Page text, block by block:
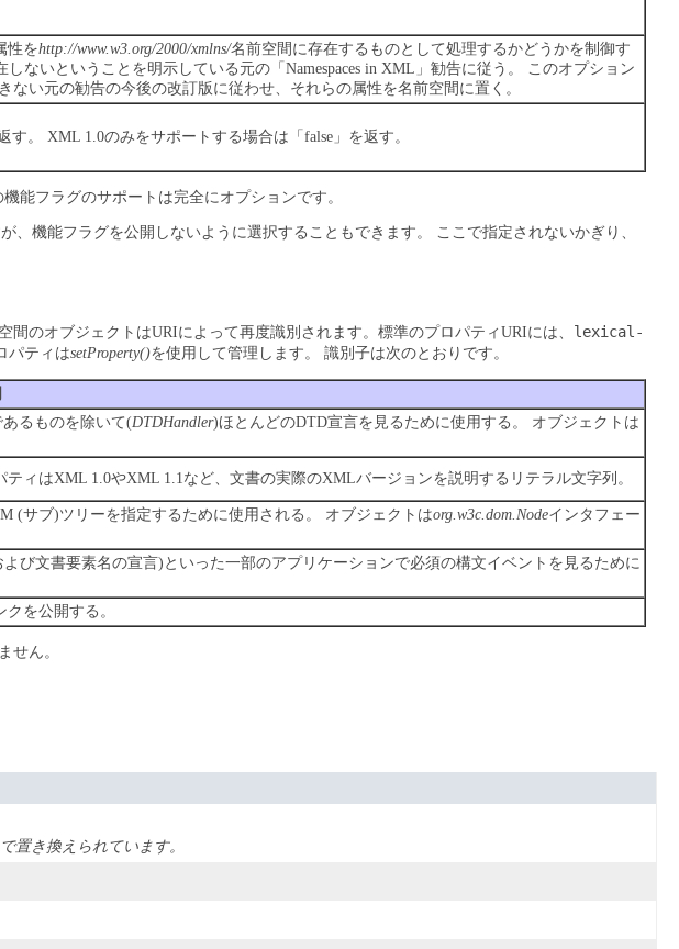
性をhttp://www.w3.org/2000/xmlns/名前空間に存在するものとして処理するかどうかを制御す
ないということを明示している元の「Namespaces in XML」勧告に従う。
このオプション
い元の勧告の今後の改訂版に従わせ、それらの属性を名前空間に置く。
す。 XML 1.0のみをサポートする場合は「false」を返す。
能フラグのサポートは完全にオプションです。
、機能フラグを公開しないように選択することもできます。
ここで指定されないかぎり、
間のオブジェクトはURIによって再度識別されます。標準のプロパティURIには、 lexical-
パティはsetProperty()を使用して管理します。 識別子は次のとおりです。
るものを除いて(DTDHandler)ほとんどのDTD宣言を見るために使用する。
オブジェクトは
ティはXML 1.0やXML 1.1など、文書の実際のXMLバージョンを説明するリテラル文字列。
(サブ)ツリーを指定するために使用される。 オブジェクトはorg.w3c.dom.Nodeインタフェー
び文書要素名の宣言)といった一部のアプリケーションで必須の構文イベントを見るために
クを公開する。
せん。
置き換えられています。